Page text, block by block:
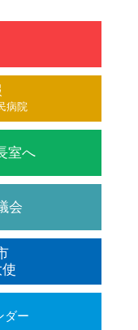
病院
室へ
会
ダー